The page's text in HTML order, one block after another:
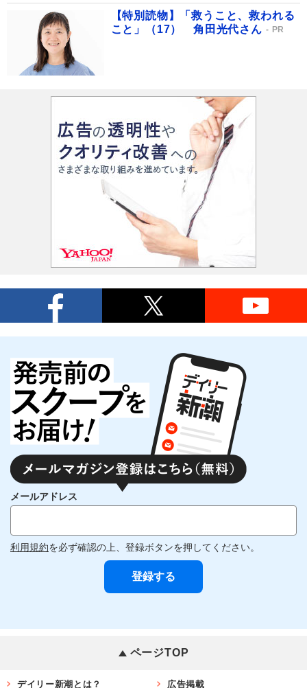
【特別読物】「救うこと、救われる
こと」（17） 角田光代さん
PR
メールアドレス
利用規約を必ず確認の上、登録ボタンを押してください。
ページTOP
デイリー新潮とは？ 広告掲載